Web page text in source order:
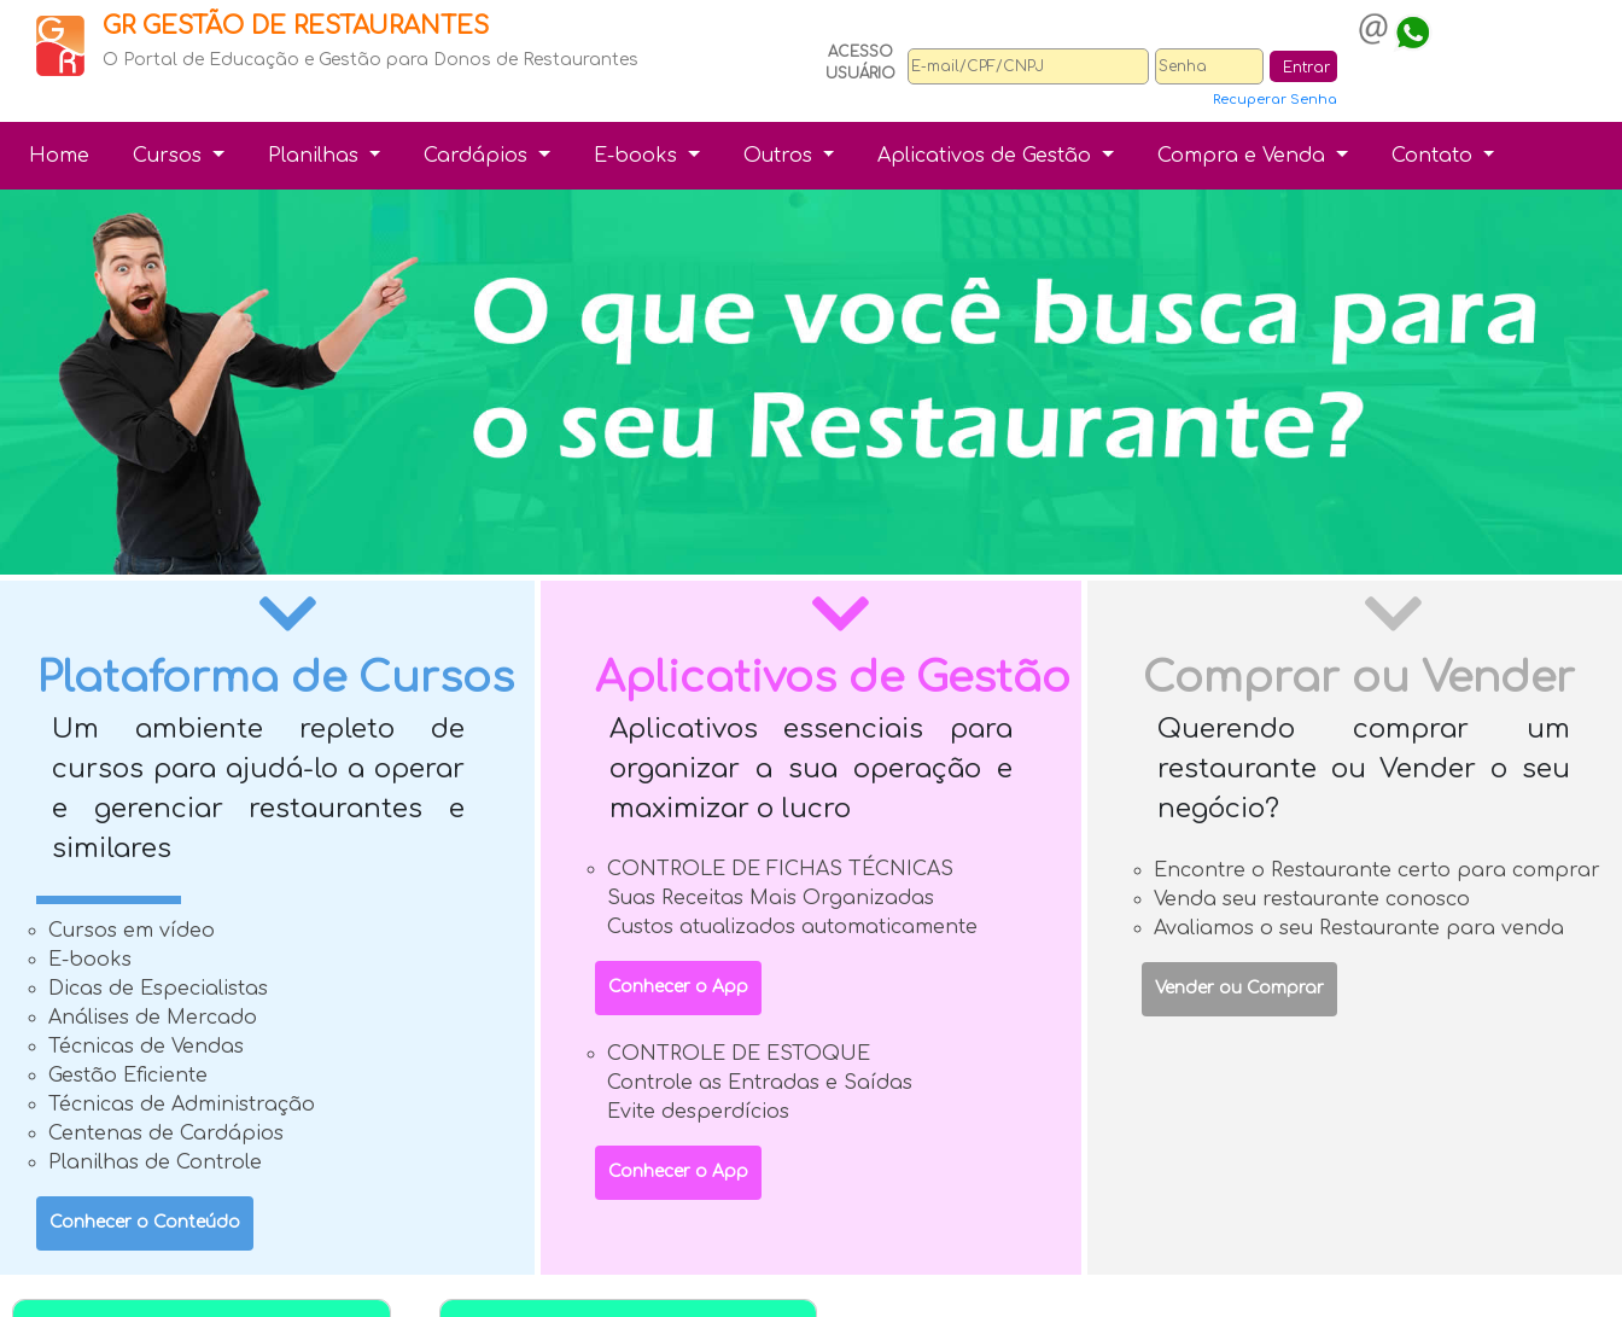
GR GESTÃO DE RESTAURANTES
O Portal de Educação e Gestão para Donos de Restaurantes
ACESSO
USUÁRIO
Entrar
Recuperar Senha
Home Cursos Planilhas Cardápios E-books Outros Aplicativos de Gestão Compra e Venda Contato
Plataforma de Cursos
Um ambiente repleto de
cursos para ajudá-lo a operar
e gerenciar restaurantes e
similares
Cursos em vídeo
E-books
Dicas de Especialistas
Análises de Mercado
Técnicas de Vendas
Gestão Eficiente
Técnicas de Administração
Centenas de Cardápios
Planilhas de Controle
Conhecer o Conteúdo
Aplicativos de Gestão
Aplicativos essenciais para
organizar a sua operação e
maximizar o lucro
CONTROLE DE FICHAS TÉCNICAS
Suas Receitas Mais Organizadas
Custos atualizados automaticamente
Conhecer o App
CONTROLE DE ESTOQUE
Controle as Entradas e Saídas
Evite desperdícios
Conhecer o App
Comprar ou Vender
Querendo comprar um
restaurante ou Vender o seu
negócio?
Encontre o Restaurante certo para comprar
Venda seu restaurante conosco
Avaliamos o seu Restaurante para venda
Vender ou Comprar